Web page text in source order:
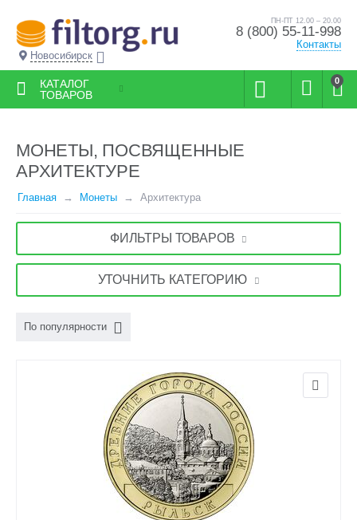
Новосибирск
ПН-ПТ 12.00 – 20.00
8 (800) 55-11-998
Контакты
0
КАТАЛОГ
ТОВАРОВ
МОНЕТЫ, ПОСВЯЩЕННЫЕ
АРХИТЕКТУРЕ
Главная Монеты Архитектура
ФИЛЬТРЫ ТОВАРОВ
УТОЧНИТЬ КАТЕГОРИЮ
По популярности